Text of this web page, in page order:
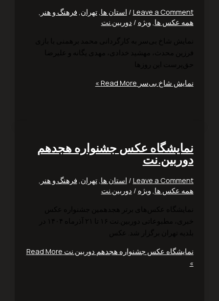
Leave a
/استان ها, تهران,فرهنگ و هنر,
عکس ها,ویژه/دوربین.نت
شاخ بی‌سر Read More »
عکس جشنواره هجدهم
Leave a
/استان ها, تهران,فرهنگ و هنر,
عکس ها,ویژه/دوربین.نت
عکس جشنواره هجدهم دوربین.نتRead More